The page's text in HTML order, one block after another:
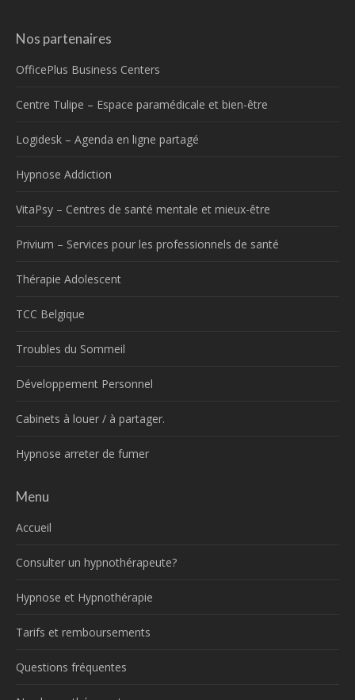
Nos partenaires
OfficePlus Business Centers
Centre Tulipe – Espace paramédicale et bien-être
Logidesk – Agenda en ligne partagé
Hypnose Addiction
VitaPsy – Centres de santé mentale et mieux-être
Privium – Services pour les professionnels de santé
Thérapie Adolescent
TCC Belgique
Troubles du Sommeil
Développement Personnel
Cabinets à louer / à partager.
Hypnose arreter de fumer
Menu
Accueil
Consulter un hypnothérapeute?
Hypnose et Hypnothérapie
Tarifs et remboursements
Questions fréquentes